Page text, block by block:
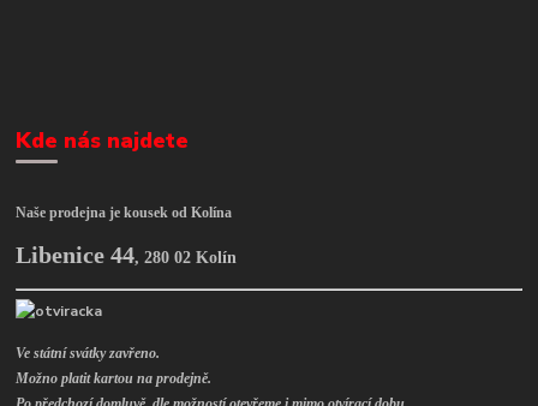
Kde nás najdete
Naše prodejna je kousek od Kolína
Libenice 44,280 02 Kolín
Ve státní svátky zavřeno.
Možno platit kartou na prodejně.